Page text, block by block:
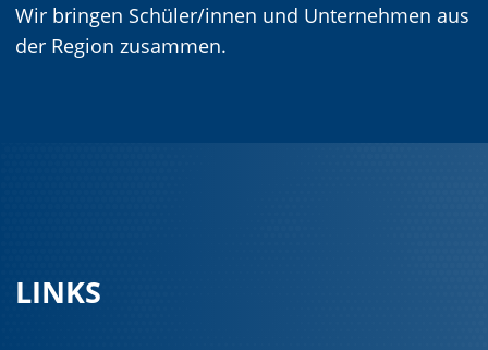
Wir bringen Schüler/innen und Unternehmen aus
der Region zusammen.
LINKS